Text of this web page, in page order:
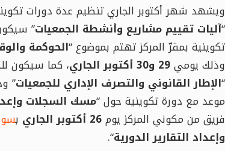
ويشهد شهر أكتوبر الجاري تنظيم عدة دورات
“آليات تقييم مشاريع وأنشطة الجمعيات”
تكوينية بمقرّ المركز تهتم بموضوع “الحوكمة
وذلك يومي29 و30 أكتوبر الجاري ، كما سيكون
“الإطار القانوني والتصرف الإداري للجمعيات”
موعد مع دورة تكوينية حول “مسك السجلات
فريق من مكوني المركز يوم
ب
وإعداد التقارير الدورية“.